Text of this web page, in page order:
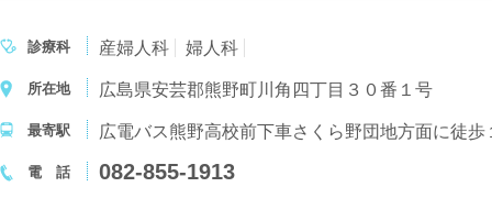
診療科 産婦人科 婦人科
所在地 広島県安芸郡熊野町川角四丁目３０番１号
最寄駅 広電バス熊野高校前下車さくら野団地方面に徒歩
電 話 082-855-1913